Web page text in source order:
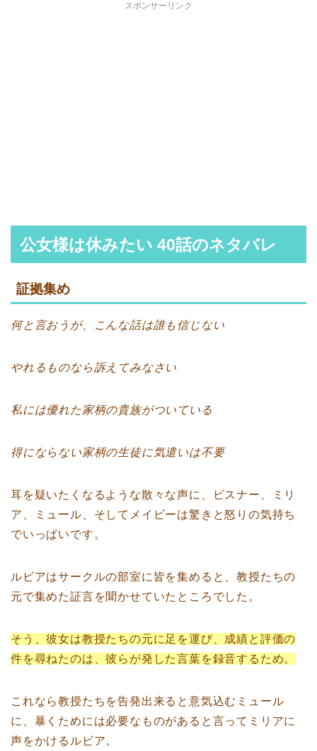
スポンサーリンク
公女様は休みたい 40話のネタバレ
証拠集め
何と言おうが、こんな話は誰も信じない
やれるものなら訴えてみなさい
私には優れた家柄の貴族がついている
得にならない家柄の生徒に気遣いは不要
耳を疑いたくなるような散々な声に、ビスナー、ミリ
ア、ミュール、そしてメイビーは驚きと怒りの気持ち
でいっぱいです。
ルビアはサークルの部室に皆を集めると、教授たちの
元で集めた証言を聞かせていたところでした。
そう、彼女は教授たちの元に足を運び、成績と評価の
件を尋ねたのは、彼らが発した言葉を録音するため。
これなら教授たちを告発出来ると意気込むミュール
に、暴くためには必要なものがあると言ってミリアに
声をかけるルビア。